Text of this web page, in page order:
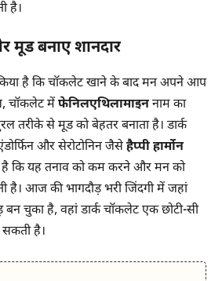
है।
मूड बनाए शानदार
है कि चॉकलेट खाने के बाद मन अपने आप
चॉकलेट मेंफेनिलएथिलामाइननाम का
तरीके से मूड को बेहतर बनाता है। डार्क
और सेरोटोनिन जैसेहैप्पी हार्मोन
है कि यह तनाव को कम करने और मन को
है। आज की भागदौड़ भरी जिंदगी में जहां
बन चुका है, वहां डार्क चॉकलेट एक छोटी-सी
है।